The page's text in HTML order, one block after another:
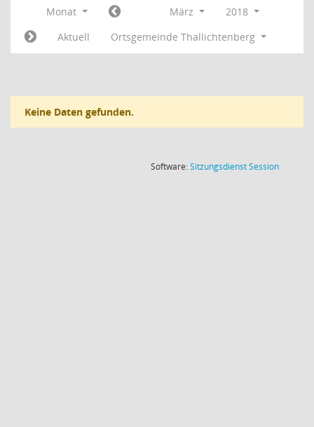
Monat März
2018
Aktuell
Ortsgemeinde Thallichtenberg
Keine Daten gefunden.
Software:SitzungsdienstSession(Wird in